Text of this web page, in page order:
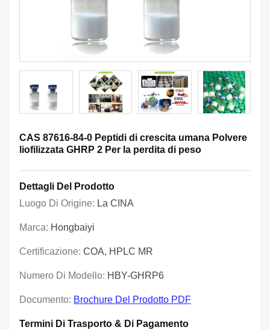
CAS 87616-84-0 Peptidi di crescita umana Polvere
liofilizzata GHRP 2 Per la perdita di peso
Dettagli Del Prodotto
Luogo Di Origine: La CINA
Marca: Hongbaiyi
Certificazione: COA, HPLC MR
Numero Di Modello: HBY-GHRP6
Documento: Brochure Del Prodotto PDF
Termini Di Trasporto & Di Pagamento